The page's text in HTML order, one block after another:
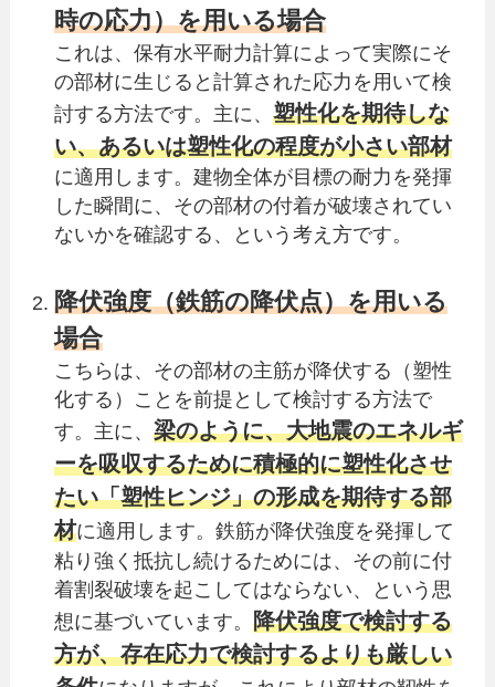
時の応力）を用いる場合
これは、保有水平耐力計算によって実際にそ
の部材に生じると計算された応力を用いて検
討する方法です。主に、塑性化を期待しな
い、あるいは塑性化の程度が小さい部材
に適用します。建物全体が目標の耐力を発揮
した瞬間に、その部材の付着が破壊されてい
ないかを確認する、という考え方です。
降伏強度（鉄筋の降伏点）を用いる
場合
こちらは、その部材の主筋が降伏する（塑性
化する）ことを前提として検討する方法で
す。主に、梁のように、大地震のエネルギ
ーを吸収するために積極的に塑性化させ
たい「塑性ヒンジ」の形成を期待する部
材に適用します。鉄筋が降伏強度を発揮して
粘り強く抵抗し続けるためには、その前に付
着割裂破壊を起こしてはならない、という思
想に基づいています。降伏強度で検討する
方が、存在応力で検討するよりも厳しい